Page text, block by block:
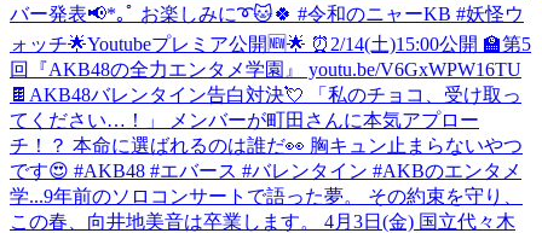
バー発表📢*｡ﾟ お楽しみに➰🐱🍀 #令和のニャーKB #妖怪ウ
ォッチ🌟Youtubeプレミア公開🆕🌟 ⏰2/14(土)15:00公開 🏫第5
回『AKB48の全力エンタメ学園』 youtu.be/V6GxWPW16TU
🍫AKB48バレンタイン告白対決💘 「私のチョコ、受け取っ
てください…！」 メンバーが町田さんに本気アプロー
チ！？ 本命に選ばれるのは誰だ👀 胸キュン止まらないやつ
です😍 #AKB48 #エバース #バレンタイン #AKBのエンタメ
学...9年前のソロコンサートで語った夢。 その約束を守り、
この春、向井地美音は卒業します。 4月3日(金) 国立代々木